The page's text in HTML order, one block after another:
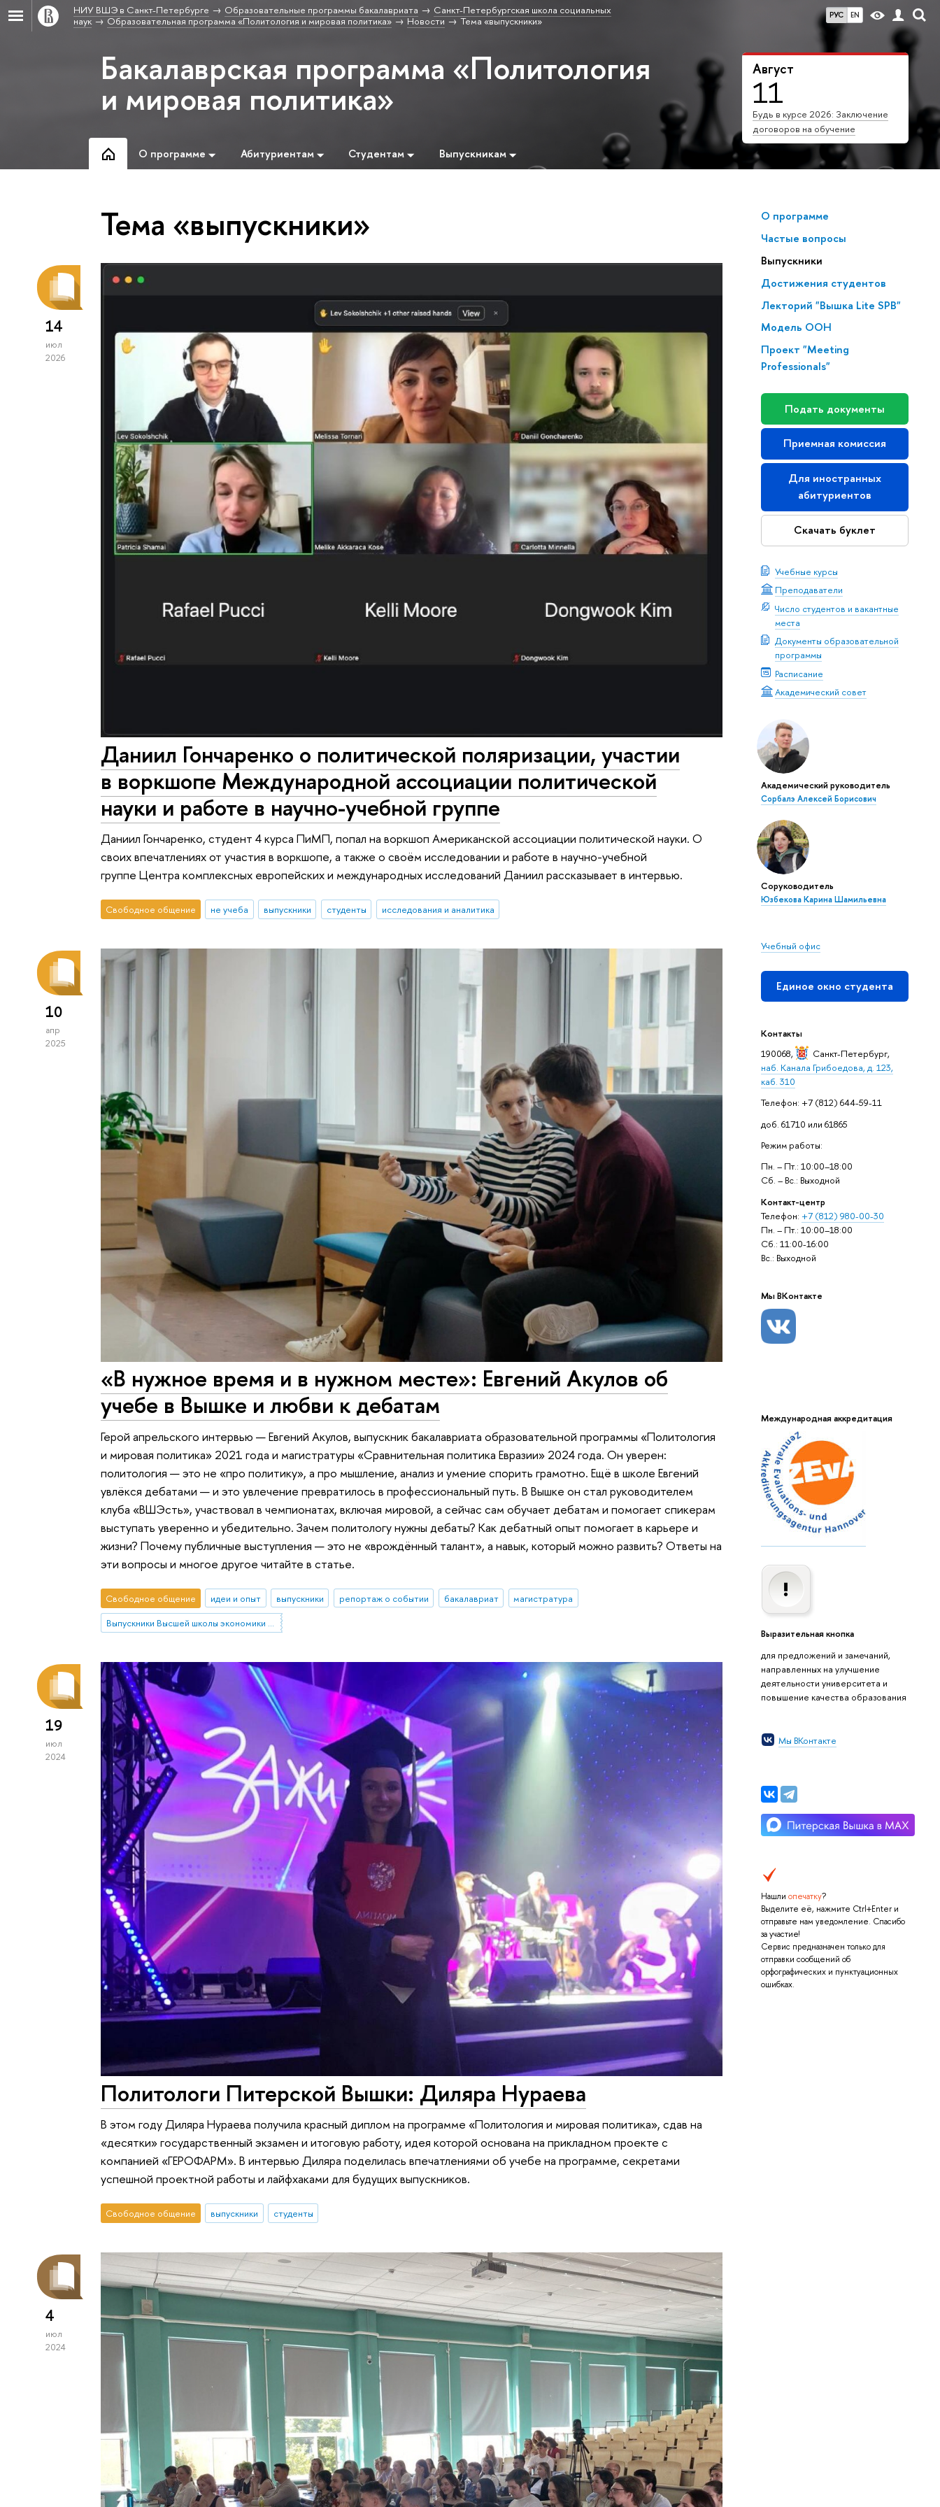
РУС EN
НИУ ВШЭ в Санкт-Петербурге Образовательные программы бакалавриата
Санкт-Петербургская школа социальных
наук
Образовательная программа «Политология и мировая политика» Новости Тема «выпускники»
Август
11
Будь в курсе 2026: Заключение
договоров на обучение
Бакалаврская программа «Политология
и мировая политика»
О программе Абитуриентам Студентам Выпускникам
О программе
Частые вопросы
Выпускники
Достижения студентов
Лекторий "Вышка Lite SPB"
Модель ООН
Проект "Meeting
Professionals"
Подать документы
Приемная комиссия
Для иностранных
абитуриентов
Скачать буклет
Учебные курсы
Преподаватели
Число студентов и вакантные
места
Документы образовательной
программы
Расписание
Академический совет
Академический руководитель
Сорбалэ Алексей Борисович
Соруководитель
Юзбекова Карина Шамильевна
Учебный офис
Единое окно студента
Контакты
190068,
Санкт-Петербург,
наб. Канала Грибоедова, д. 123,
каб. 310
Телефон: +7 (812) 644-59-11
доб. 61710 или 61865
Режим работы:
Пн. – Пт.: 10:00–18:00
Сб. – Вс.: Выходной
Контакт-центр
Телефон: +7 (812) 980-00-30
Пн. – Пт.: 10:00–18:00
Сб.: 11:00-16:00
Вс.: Выходной
Мы ВКонтакте
Международная аккредитация
Выразительная кнопка
для предложений и замечаний,
направленных на улучшение
деятельности университета и
повышение качества образования
Мы ВКонтакте
Нашли опечатку?
Выделите её, нажмите Ctrl+Enter и
отправьте нам уведомление. Спасибо
за участие!
Сервис предназначен только для
отправки сообщений об
орфографических и пунктуационных
ошибках.
Тема «выпускники»
14
июл
2026
Даниил Гончаренко о политической поляризации, участии
в воркшопе Международной ассоциации политической
науки и работе в научно-учебной группе
Даниил Гончаренко, студент 4 курса ПиМП, попал на воркшоп Американской ассоциации политической науки. О
своих впечатлениях от участия в воркшопе, а также о своём исследовании и работе в научно-учебной
группе Центра комплексных европейских и международных исследований Даниил рассказывает в интервью.
Свободное общение не учеба выпускники студенты исследования и аналитика
10
апр
2025
«В нужное время и в нужном месте»: Евгений Акулов об
учебе в Вышке и любви к дебатам
Герой апрельского интервью — Евгений Акулов, выпускник бакалавриата образовательной программы «Политология
и мировая политика» 2021 года и магистратуры «Сравнительная политика Евразии» 2024 года. Он уверен:
политология — это не «про политику», а про мышление, анализ и умение спорить грамотно. Ещё в школе Евгений
увлёкся дебатами — и это увлечение превратилось в профессиональный путь. В Вышке он стал руководителем
клуба «ВШЭсть», участвовал в чемпионатах, включая мировой, а сейчас сам обучает дебатам и помогает спикерам
выступать уверенно и убедительно. Зачем политологу нужны дебаты? Как дебатный опыт помогает в карьере и
жизни? Почему публичные выступления — это не «врождённый талант», а навык, который можно развить? Ответы на
эти вопросы и многое другое читайте в статье.
Свободное общение идеи и опыт выпускники репортаж о событии бакалавриат
магистратура
Выпускники Высшей школы экономики в Санкт-Петербурге
19
июл
2024
Политологи Питерской Вышки: Диляра Нураева
В этом году Диляра Нураева получила красный диплом на программе «Политология и мировая политика», сдав на
«десятки» государственный экзамен и итоговую работу, идея которой основана на прикладном проекте с
компанией «ГЕРОФАРМ». В интервью Диляра поделилась впечатлениями об учебе на программе, секретами
успешной проектной работы и лайфхаками для будущих выпускников.
Свободное общение выпускники студенты
4
июл
2024